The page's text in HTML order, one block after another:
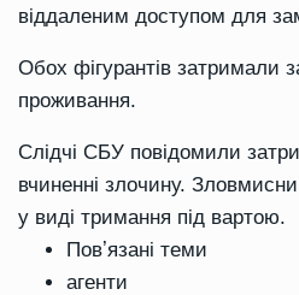
віддаленим доступом для
Обох фігурантів затримали
проживання.
Слідчі СБУ повідомили
вчиненні злочину.
у виді тримання під вартою.
Повʼязані теми
агенти